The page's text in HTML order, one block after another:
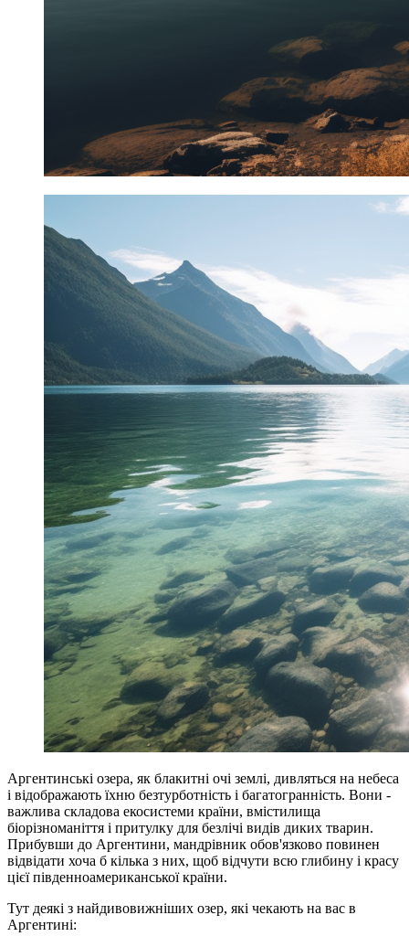
Аргентинські озера, як блакитні очі землі, дивляться на небеса
і відображають їхню безтурботність і багатогранність. Вони -
важлива складова екосистеми країни, вмістилища
біорізноманіття і притулку для безлічі видів диких тварин.
Прибувши до Аргентини, мандрівник обов'язково повинен
відвідати хоча б кілька з них, щоб відчути всю глибину і красу
цієї південноамериканської країни.
Тут деякі з найдивовижніших озер, які чекають на вас в
Аргентині: